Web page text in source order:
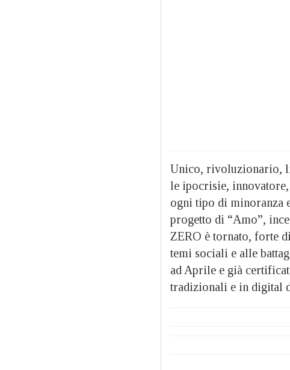
Unico, rivoluzionario,
le ipocrisie, innovatore,
ogni tipo di minoranza
progetto di “Amo”,
ZERO è tornato, forte
temi sociali e alle
ad Aprile e già
tradizionali e in digital